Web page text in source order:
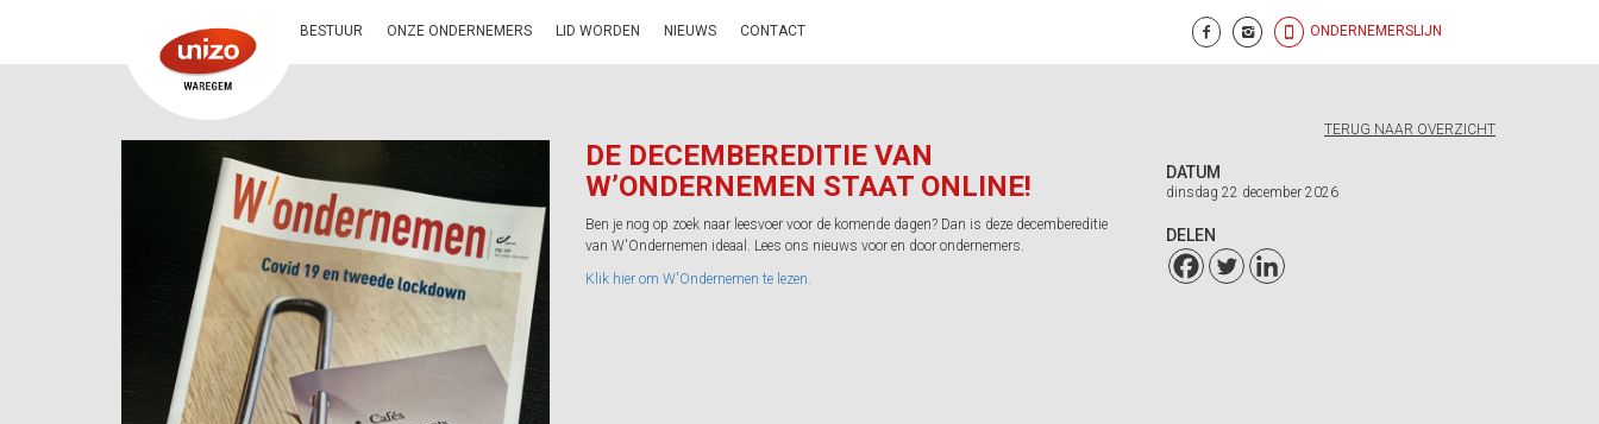
BESTUUR ONZE ONDERNEMERS LID WORDEN NIEUWS CONTACT ONDERNEMERSLIJN
TERUG NAAR OVERZICHT
DE DECEMBEREDITIE VAN
W’ONDERNEMEN STAAT ONLINE!
Ben je nog op zoek naar leesvoer voor de komende dagen? Dan is deze decembereditie
van W'Ondernemen ideaal. Lees ons nieuws voor en door ondernemers.
Klik hier om W'Ondernemen te lezen.
DATUM
dinsdag 22 december 2026
DELEN